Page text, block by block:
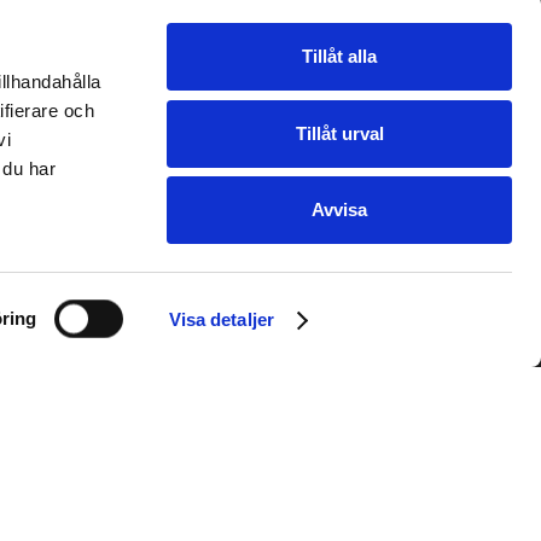
och
har
Visa detaljer
Tillåt alla
Tillåt urval
Avvisa